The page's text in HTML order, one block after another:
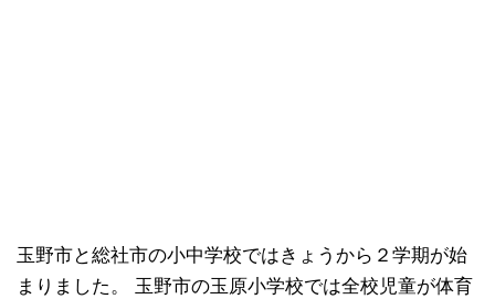
玉野市と総社市の小中学校ではきょうから２学期が始
まりました。 玉野市の玉原小学校では全校児童が体育